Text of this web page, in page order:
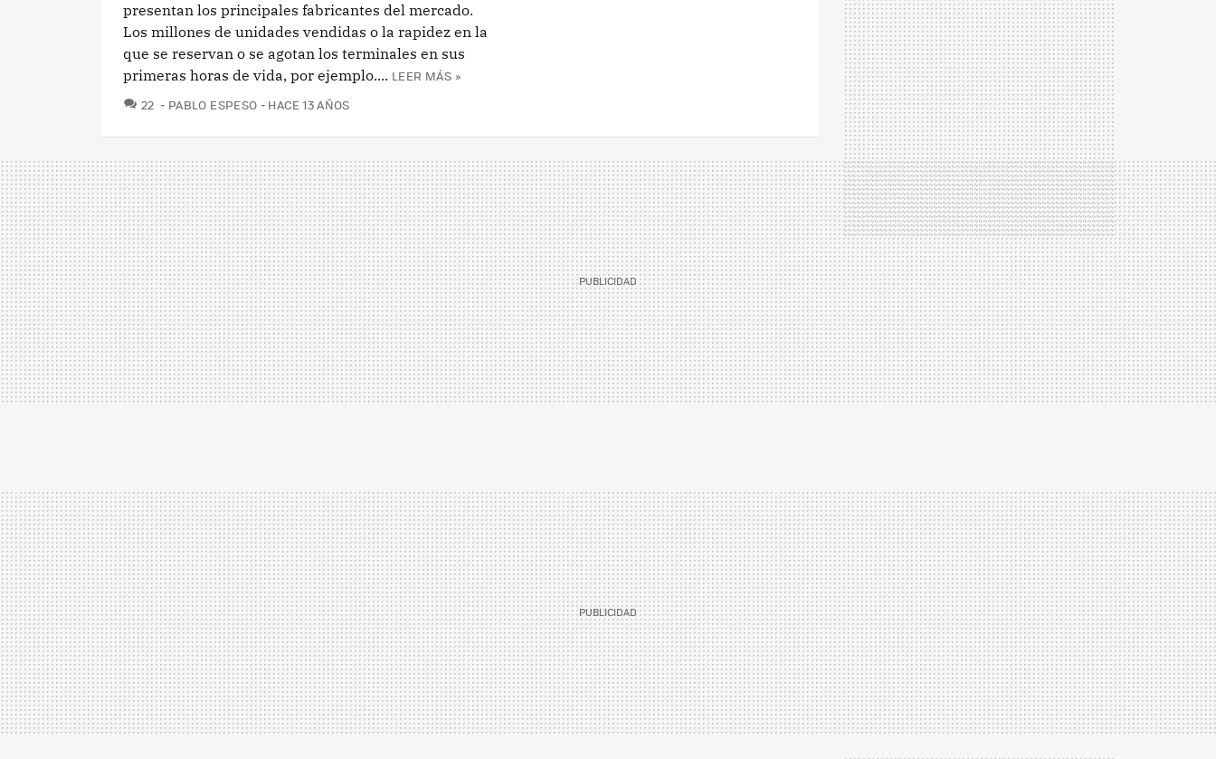
presentan los principales fabricantes del mercado.
Los millones de unidades vendidas o la rapidez en la
que se reservan o se agotan los terminales en sus
primeras horas de vida, por ejemplo.... LEER MÁS »
22 COMENTARIOS
PABLO ESPESO HACE 13 AÑOS